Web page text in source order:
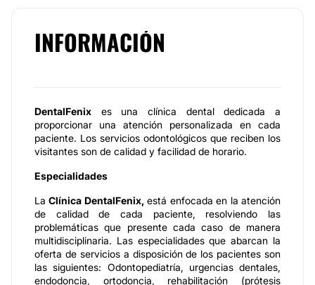
INFORMACIÓN
DentalFenix es una clínica dental dedicada a
proporcionar una atención personalizada en cada
paciente. Los servicios odontológicos que reciben los
visitantes son de calidad y facilidad de horario.
Especialidades
LaClínica DentalFenix, está enfocada en la atención
de calidad de cada paciente, resolviendo las
problemáticas que presente cada caso de manera
multidisciplinaria. Las especialidades que abarcan la
oferta de servicios a disposición de los pacientes son
las siguientes: Odontopediatría, urgencias dentales,
endodoncia, ortodoncia, rehabilitación (prótesis